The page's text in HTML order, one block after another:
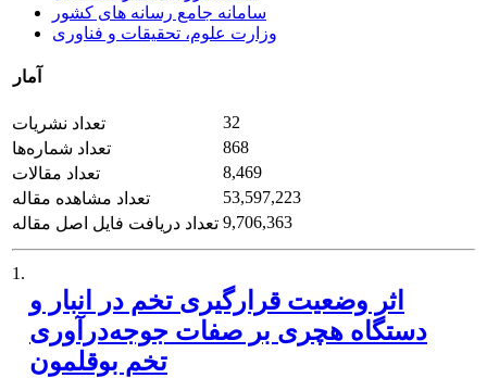
سامانه جامع رسانه های کشور
وزارت علوم، تحقیقات و فناوری
آمار
تعداد نشریات
32
تعداد شماره‌ها
868
تعداد مقالات
8,469
تعداد مشاهده مقاله
53,597,223
تعداد دریافت فایل اصل مقاله 9,706,363
1.
اثر وضعیت قرارگیری تخم در انبار و
دستگاه هچری بر صفات جوجه‌درآوری
تخم بوقلمون